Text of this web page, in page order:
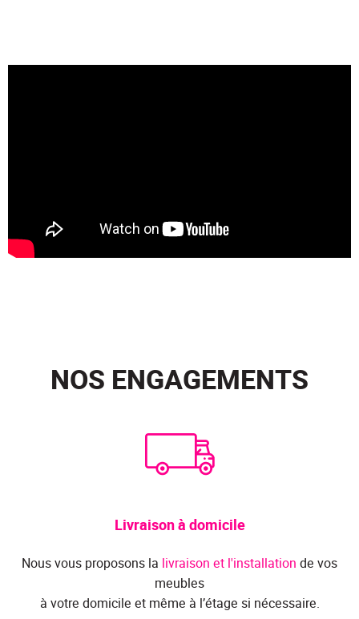
NOS ENGAGEMENTS
Livraison à domicile
Nous vous proposons la livraison et l'installation de vos
meubles
à votre domicile et même à l’étage si nécessaire.